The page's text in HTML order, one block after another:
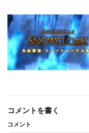
コメントを書く
コメント